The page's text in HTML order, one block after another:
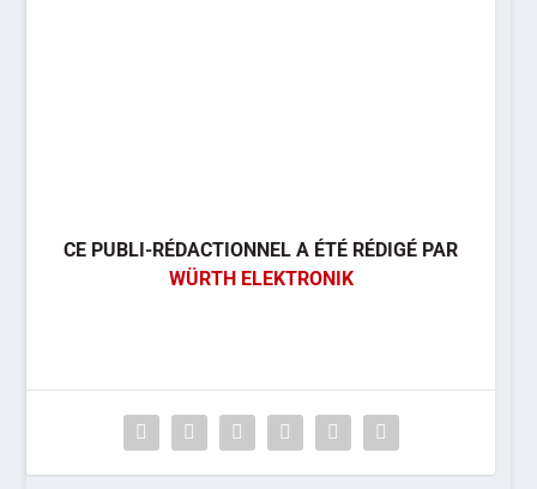
CE PUBLI-RÉDACTIONNEL A ÉTÉ RÉDIGÉ PAR
WÜRTH ELEKTRONIK